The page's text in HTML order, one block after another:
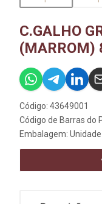
C.GALHO
(MARROM)
Código: 43649001
Código de Barras do
Embalagem: